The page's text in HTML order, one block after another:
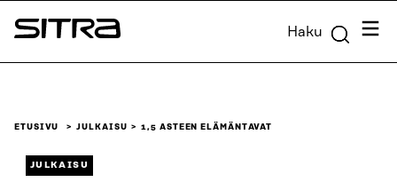
Siirry
suoraan
Sitra Haku
ETUSIVU JULKAISU 1,5 ASTEEN ELÄMÄNTAVAT
JULKAISU